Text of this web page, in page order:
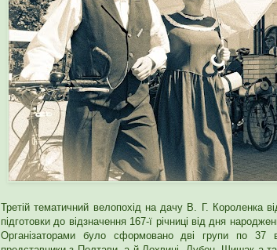
Третій тематичний велопохід на дачу В. Г. Короленка
підготовки до відзначення 167-ї річниці від дня
Організаторами було сформовано дві групи по 37